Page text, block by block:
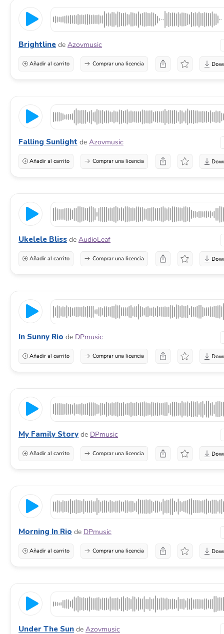
Brightline de Azovmusic
Añadir al carrito Comprar una licencia
Falling Sunlight de Azovmusic
Añadir al carrito Comprar una licencia
Ukelele Bliss de AudioLeaf
Añadir al carrito Comprar una licencia
In Sunny Rio de DPmusic
Añadir al carrito Comprar una licencia
My Family Story de DPmusic
Añadir al carrito Comprar una licencia
Morning In Rio de DPmusic
Añadir al carrito Comprar una licencia
Under The Sun de Azovmusic